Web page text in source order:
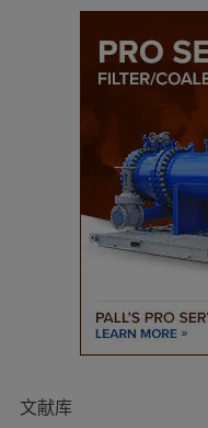
文献库